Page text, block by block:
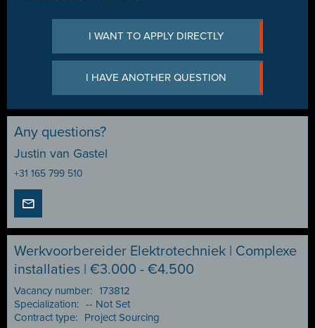
I WANT TO APPLY DIRECTLY
I HAVE ANOTHER QUESTION
Any questions?
Justin van Gastel
+31 165 799 510
Werkvoorbereider Elektrotechniek | Complexe
installaties | €3.000 - €4.500
Vacancy number: 173812
Specialization: -- Not Set
Contract type:
Project Sourcing